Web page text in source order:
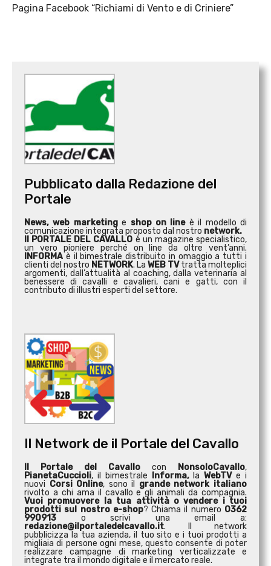
Pagina Facebook “Richiami di Vento e di Criniere”
Pubblicato dalla Redazione del
Portale
News, web marketinge shop on line è il modello di
comunicazione integrata proposto dal nostro network.
Il PORTALE DEL CAVALLO è un magazine specialistico,
un vero pioniere perché on line da oltre vent’anni.
INFORMA è il bimestrale distribuito in omaggio a tutti i
clienti del nostro NETWORK. La WEB TVtratta molteplici
argomenti, dall’attualità al coaching, dalla veterinaria al
benessere di cavalli e cavalieri, cani e gatti, con il
contributo di illustri esperti del settore.
Il Network de il Portale del Cavallo
Il Portale del Cavallo con NonsoloCavallo,
PianetaCuccioli, il bimestrale Informa,laWebTVe i
nuovi Corsi Online, sono il grande network italiano
rivolto a chi ama il cavallo e gli animali da compagnia.
Vuoi promuovere la tua attività ovendere i tuoi
prodotti sul nostro e-shop? Chiama il numero 0362
990913 o scrivi una email a:
redazione@ilportaledelcavallo.it. Il network
pubblicizza la tua azienda, il tuo sito e i tuoi prodotti a
migliaia di persone ogni mese, questo consente di poter
realizzare campagne di marketing verticalizzate e
integrate tra il mondo digitale e il mercato reale.